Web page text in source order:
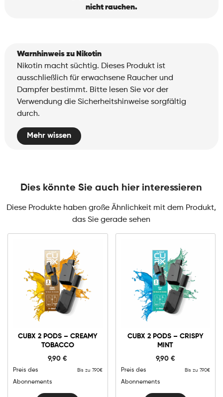
nicht rauchen.
Warnhinweis zu Nikotin
Nikotin macht süchtig. Dieses Produkt ist
ausschließlich für erwachsene Raucher und
Dampfer bestimmt. Bitte lesen Sie vor der
Verwendung die Sicherheitshinweise sorgfältig
durch.
Mehr wissen
Dies könnte Sie auch hier interessieren
Diese Produkte haben große Ähnlichkeit mit dem Produkt,
das Sie gerade sehen
CUBX 2 PODS – CREAMY
TOBACCO
9,90€
Preis des
Abonnements
Bis zu 7.90€
CUBX 2 PODS – CRISPY
MINT
9,90 €
Preis des
Abonnements
Bis zu 7.90€